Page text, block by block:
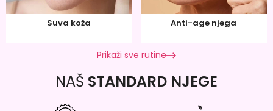
Suva koža Anti-age njega
Prikaži sve rutine
NAŠ STANDARD NJEGE